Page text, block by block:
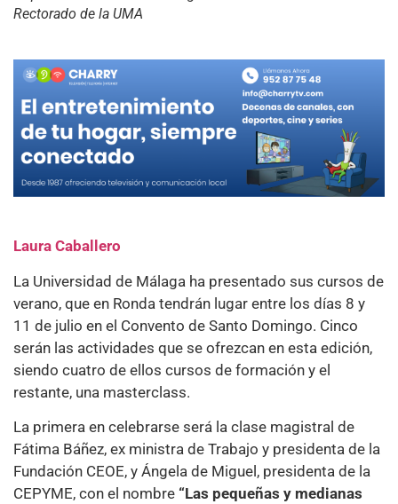
Rectorado de la UMA
Laura Caballero
La Universidad de Málaga ha presentado sus cursos de
verano, que en Ronda tendrán lugar entre los días 8 y
11 de julio en el Convento de Santo Domingo. Cinco
serán las actividades que se ofrezcan en esta edición,
siendo cuatro de ellos cursos de formación y el
restante, una masterclass.
La primera en celebrarse será la clase magistral de
Fátima Báñez, ex ministra de Trabajo y presidenta de la
Fundación CEOE, y Ángela de Miguel, presidenta de la
CEPYME, con el nombre “Las pequeñas y medianas